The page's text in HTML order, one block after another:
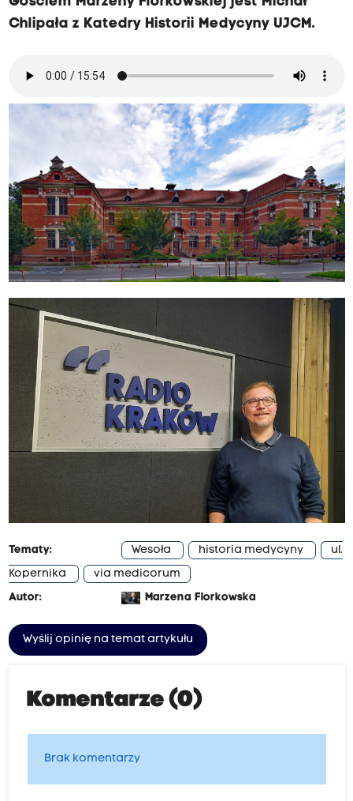
Chlipała z Katedry Historii Medycyny UJCM.
Tematy: Wesoła historia medycyny
ul.
Kopernika
via medicorum
Autor:
Marzena Florkowska
Wyślij opinię na temat artykułu
Komentarze (0)
Brak komentarzy